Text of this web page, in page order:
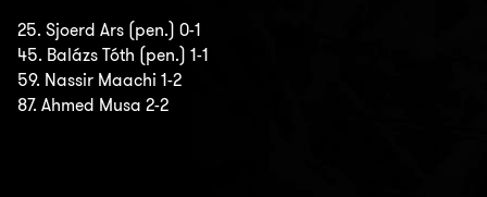
25. Sjoerd Ars (pen.) 0-1
45. Balázs Tóth (pen.) 1-1
59. Nassir Maachi 1-2
87. Ahmed Musa 2-2